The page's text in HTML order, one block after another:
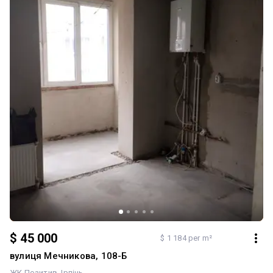
$ 45 000 $ 1 184 per m²
вулиця Мечникова, 108-Б